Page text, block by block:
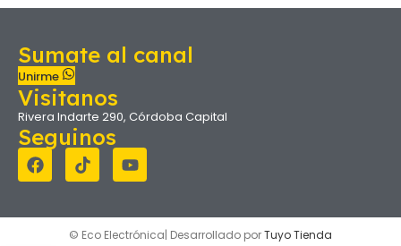
Sumate al canal
Unirme
Visitanos
Rivera Indarte 290, Córdoba Capital
Seguinos
© Eco Electrónica| Desarrollado porTuyo Tienda